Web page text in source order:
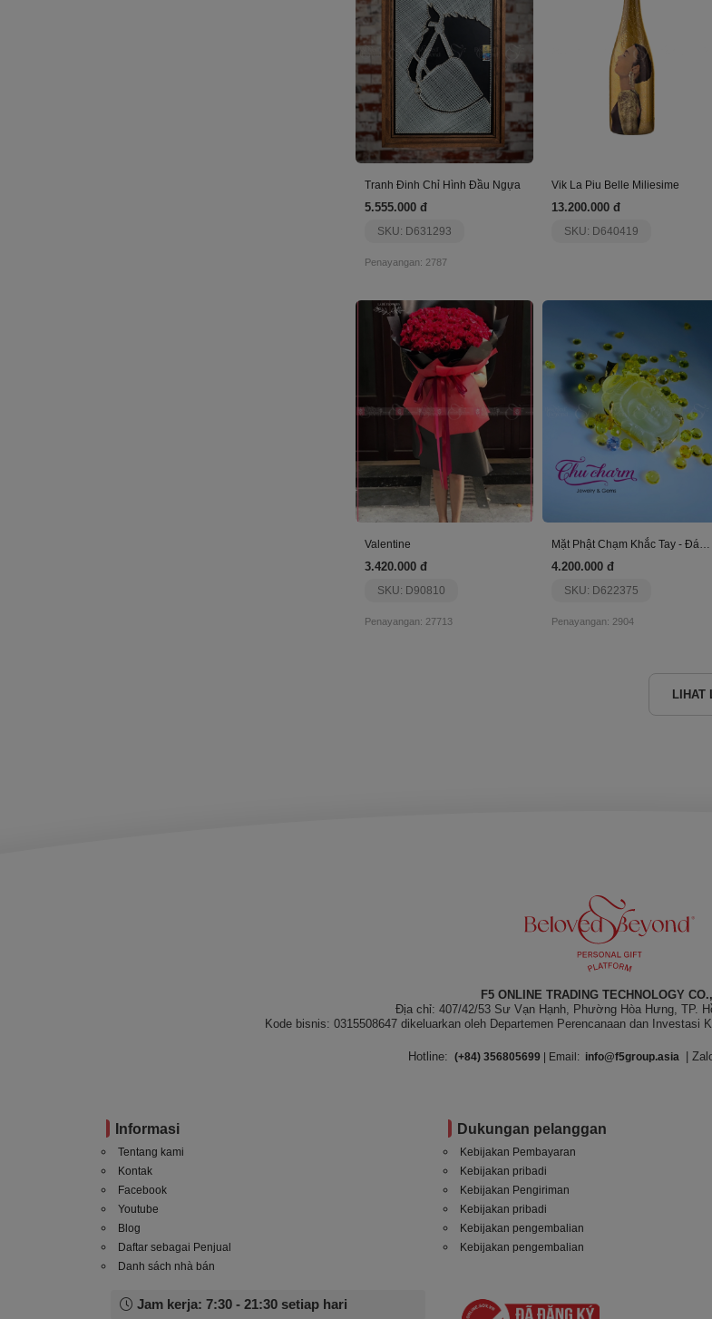
Tranh Đinh Chỉ Hình Đầu Ngựa
5.555.000 đ
SKU: D631293
Penayangan: 2787
Vik La Piu Belle Miliesime
13.200.000 đ
SKU: D640419
Valentine
3.420.000 đ
SKU: D90810
Penayangan: 27713
Mặt Phật Chạm Khắc Tay - Đá Citrine Vàng 14K
4.200.000 đ
SKU: D622375
Penayangan: 2904
LIHAT
F5 ONLINE TRADING TECHNOLOGY
Địa chỉ: 407/42/53 Sư Vạn Hạnh, Phường Hòa Hưng, TP.
Kode bisnis: 0315508647 dikeluarkan oleh Departemen Perencanaan dan Investasi
Hotline: (+84) 356805699| Email: info@f5group.asia |
Informasi
Tentang kami
Kontak
Facebook
Youtube
Blog
Daftar sebagai Penjual
Danh sách nhà bán
Dukungan pelanggan
Kebijakan Pembayaran
Kebijakan pribadi
Kebijakan Pengiriman
Kebijakan pribadi
Kebijakan pengembalian
Kebijakan pengembalian
Jam kerja: 7:30 - 21:30 setiap hari